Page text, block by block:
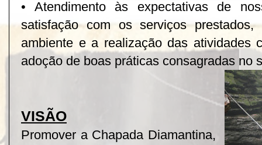
• Atendimento às expectativas de
satisfação com os serviços
ambiente e a realização das atividades
adoção de boas práticas consagradas no
VISÃO
Promover a Chapada Diamantina,